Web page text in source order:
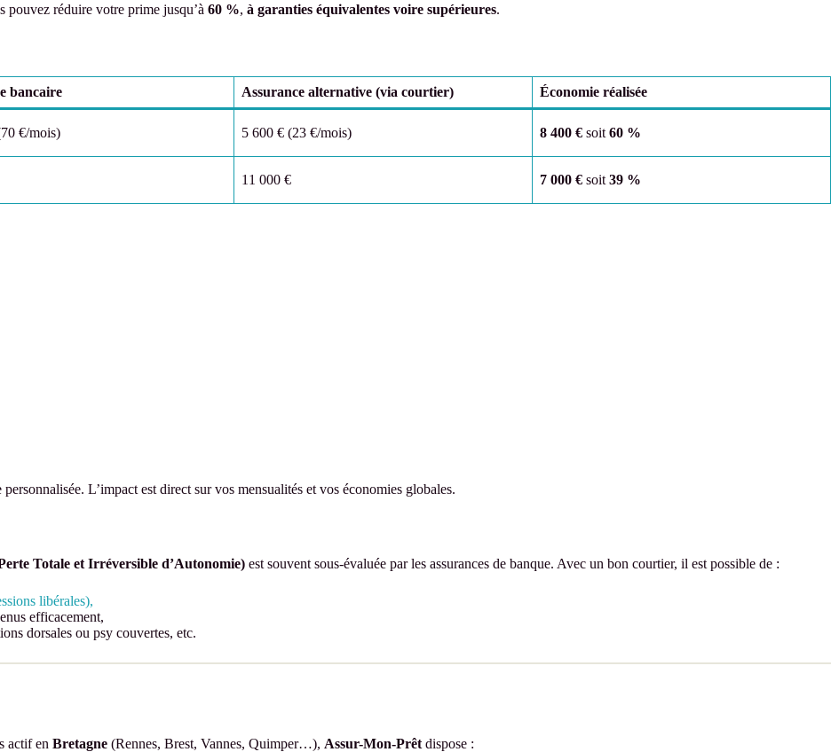
pouvez réduire votre prime jusqu’à 60 %, à garanties équivalentes voire supérieures.
bancaire Assurance alternative (via courtier) Économie réalisée
€/mois) 5 600 € (23 €/mois) 8 400 € soit 60 %
11 000 € 7 000 € soit 39 %
L’impact est direct sur vos mensualités et vos économies globales.
Totale et Irréversible d’Autonomie) est souvent sous-évaluée par les assurances de banque. Avec un bon courtier, il est possible de :
libérales),
efficacement,
dorsales ou psy couvertes, etc.
actif en Bretagne (Rennes, Brest, Vannes, Quimper…), Assur-Mon-Prêt dispose :